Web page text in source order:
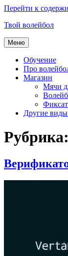
Перейти к
Твой волейбол
Меню
Обучение
Про
Магазин
Мячи
Другие виды
Рубрика: